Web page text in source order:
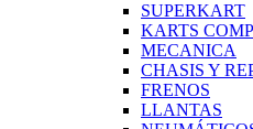
SUPERKART
KARTS
MECANICA
CHASIS Y
FRENOS
LLANTAS